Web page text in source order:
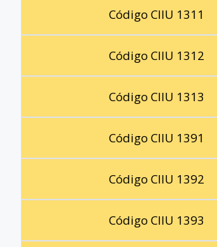
Código CIIU 1311
Código CIIU 1312
Código CIIU 1313
Código CIIU 1391
Código CIIU 1392
Código CIIU 1393